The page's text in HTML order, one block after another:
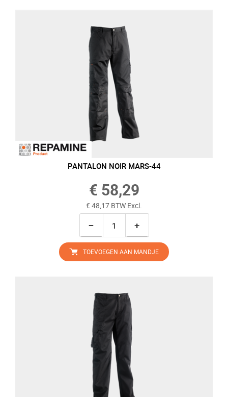
PANTALON NOIR MARS-44
€ 58,29
€ 48,17 BTW Excl.
− +
TOEVOEGEN AAN MANDJE